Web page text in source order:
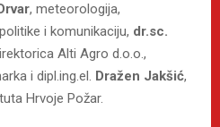
, meteorologija,
i komunikaciju, dr.sc.
Alti Agro d.o.o.,
i dipl.ing.el. Dražen Jakšić,
Hrvoje Požar.